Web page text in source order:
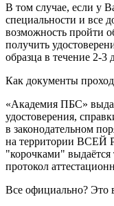
В том случае, если у
специальности и все
возможность пройти
получить
образца в течение 2-3
Как документы
«Академия ПБС»
удостоверения,
в законодательном
на территории ВСЕЙ
"корочками"
протокол
Все официально? Это